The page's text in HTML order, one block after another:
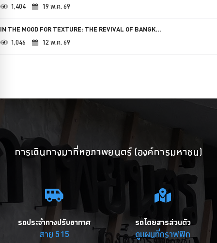
1,404 19 พ.ค. 69
IN THE MOOD FOR TEXTURE: THE REVIVAL OF BANGK...
1,046 12 พ.ค. 69
การเดินทางมาที่หอภาพยนตร์ (องค์การมหาชน)
รถประจำทางปรับอากาศ
สาย 515
รถโดยสารส่วนตัว
ดูแผนที่กราฟฟิก